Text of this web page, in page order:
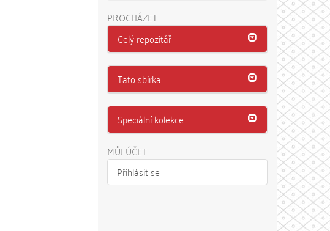
PROCHÁZET
Celý repozitář
Tato sbírka
Speciální kolekce
MŮJ ÚČET
Přihlásit se